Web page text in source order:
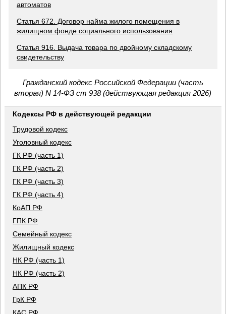
автоматов
Статья 672. Договор найма жилого помещения в
жилищном фонде социального использования
Статья 916. Выдача товара по двойному складскому
свидетельству
Гражданский кодекс Российской Федерации (часть
вторая) N 14-ФЗ ст 938 (действующая редакция 2026)
Кодексы РФ в действующей редакции
Трудовой кодекс
Уголовный кодекс
ГК РФ (часть 1)
ГК РФ (часть 2)
ГК РФ (часть 3)
ГК РФ (часть 4)
КоАП РФ
ГПК РФ
Семейный кодекс
Жилищный кодекс
НК РФ (часть 1)
НК РФ (часть 2)
АПК РФ
ГрК РФ